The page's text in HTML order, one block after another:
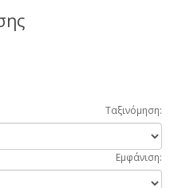
Ταξινόμηση:
Εμφάνιση: